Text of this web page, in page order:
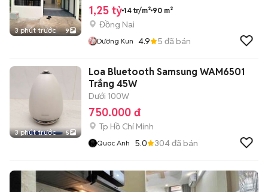
3 phút trước 9
1,25 tỷ 14 tr/m² 90 m²
Đồng Nai
Dương Kun 4.9 5 đã bán
3 phút trước 5
Loa Bluetooth Samsung WAM6501
Trắng 45W
Dưới 100W
750.000 đ
Tp Hồ Chí Minh
Quoc Anh 5.0 304đã bán